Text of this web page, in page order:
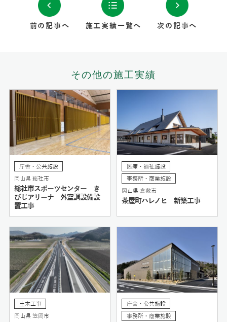
前の記事へ 施工実績一覧へ 次の記事へ
その他の施工実績
庁舎・公共施設
岡山県 総社市
総社市スポーツセンター き
びじアリーナ 外空調設備設
置工事
医療・福祉施設
事務所・商業施設
岡山県 倉敷市
茶屋町ハレノヒ 新築工事
土木工事
岡山県 笠岡市
庁舎・公共施設
事務所・商業施設